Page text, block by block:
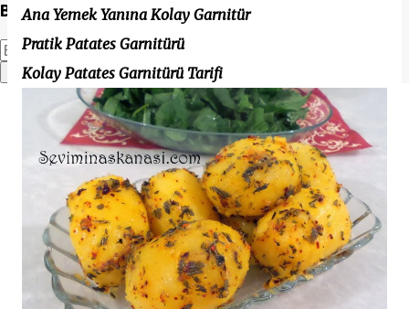
Bu Blogda Ara
Ana Yemek Yanına Kolay Garnitür
Pratik Patates Garnitürü
Kolay Patates Garnitürü Tarifi